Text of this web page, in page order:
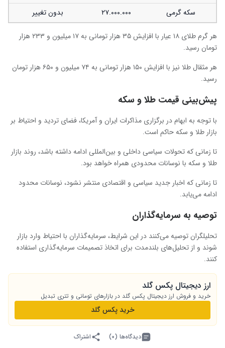
سکه گرمی
۲۷.۰۰۰.۰۰۰ بدون تغییر
هر گرم طلای ۱۸ عیار با افزایش ۳۵ هزار تومانی به ۱۷ میلیون و ۲۳۳ هزار
تومان رسید.
هر مثقال طلا نیز با افزایش ۱۵۰ هزار تومانی به ۷۴ میلیون و ۶۵۰ هزار تومان
رسید.
پیش‌بینی قیمت طلا و سکه
با توجه به ابهام در برگزاری مذاکرات ایران و آمریکا، فضای تردید و احتیاط بر
بازار طلا و سکه حاکم است.
تا زمانی که تحولات سیاسی داخلی و بین‌المللی ادامه داشته باشد، روند بازار
طلا و سکه با نوسانات محدودی همراه خواهد بود.
تا زمانی که اخبار جدید سیاسی و اقتصادی منتشر نشود، نوسانات محدود
ادامه می‌یابد.
توصیه به سرمایه‌گذاران
تحلیلگران توصیه می‌کنند در این شرایط، سرمایه‌گذاران با احتیاط وارد بازار
شوند و از تحلیل‌های بلندمدت برای اتخاذ تصمیمات سرمایه‌گذاری استفاده
کنند.
ارز دیجیتال پکس گلد
خرید و فروش ارز دیجیتال پکس گلد در بازارهای تومانی و تتری تبدیل
خرید پکس گلد
دیدگاه‌ها (۰) اشتراک